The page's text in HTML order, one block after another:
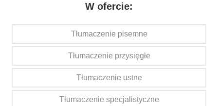
W ofercie:
Tłumaczenie pisemne
Tłumaczenie przysięgłe
Tłumaczenie ustne
Tłumaczenie specjalistyczne